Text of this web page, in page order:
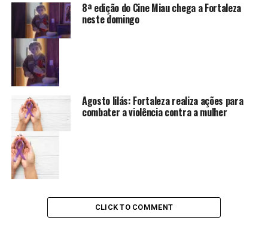
8ª edição do Cine Miau chega a Fortaleza
neste domingo
Agosto lilás: Fortaleza realiza ações para
combater a violência contra a mulher
CLICK TO COMMENT